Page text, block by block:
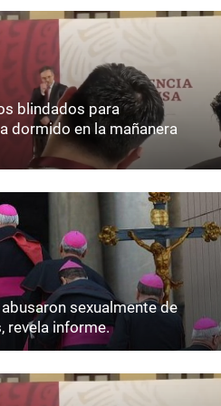
blindados para
dormido en la mañanera
sexualmente de
revela informe.